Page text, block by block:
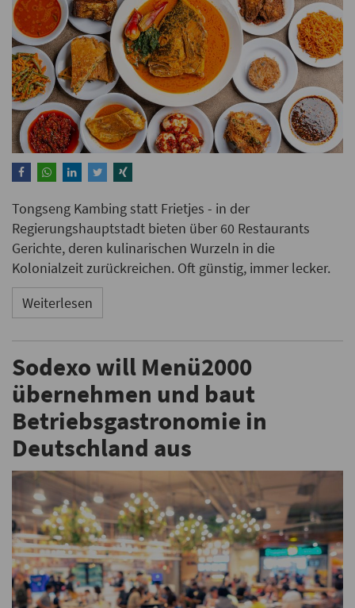
Tongseng Kambing statt Frietjes - in der
Regierungshauptstadt bieten über 60 Restaurants
Gerichte, deren kulinarischen Wurzeln in die
Kolonialzeit zurückreichen. Oft günstig, immer lecker.
Weiterlesen
Sodexo will Menü2000
übernehmen und baut
Betriebsgastronomie in
Deutschland aus